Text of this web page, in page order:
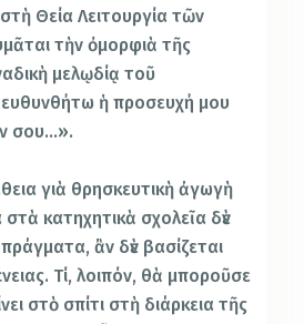
στὴ Θεία Λειτουργία τῶν
τὴν ὀμορφιὰ τῆς
μελῳδίᾳ τοῦ
ἡ προσευχή μου
σου…».
γιὰ θρησκευτικὴ ἀγωγὴ
κατηχητικὰ σχολεῖα δὲν
ἂν δὲν βασίζεται
Τί, λοιπόν, θὰ μποροῦσε
στὸ σπίτι στὴ διάρκεια τῆς